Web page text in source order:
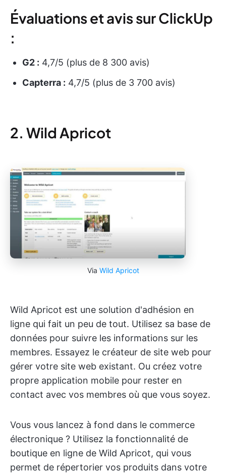
Évaluations et avis sur ClickUp
:
G2 : 4,7/5 (plus de 8 300 avis)
Capterra : 4,7/5 (plus de 3 700 avis)
2. Wild Apricot
Via Wild Apricot
Wild Apricot est une solution d'adhésion en
ligne qui fait un peu de tout. Utilisez sa base de
données pour suivre les informations sur les
membres. Essayez le créateur de site web pour
gérer votre site web existant. Ou créez votre
propre application mobile pour rester en
contact avec vos membres où que vous soyez.
Vous vous lancez à fond dans le commerce
électronique ? Utilisez la fonctionnalité de
boutique en ligne de Wild Apricot, qui vous
permet de répertorier vos produits dans votre